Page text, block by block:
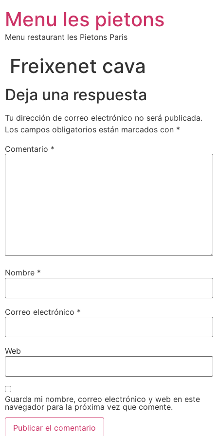
Menu les pietons
Menu restaurant les Pietons Paris
Freixenet cava
Deja una respuesta
Tu dirección de correo electrónico no será publicada.
Los campos obligatorios están marcados con *
Comentario *
Nombre *
Correo electrónico *
Web
Guarda mi nombre, correo electrónico y web en este
navegador para la próxima vez que comente.